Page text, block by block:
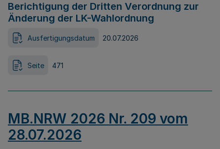
Berichtigung der Dritten Verordnung zur
Änderung der LK-Wahlordnung
Ausfertigungsdatum 20.07.2026
Seite 471
MB.NRW 2026 Nr. 209 vom
28.07.2026